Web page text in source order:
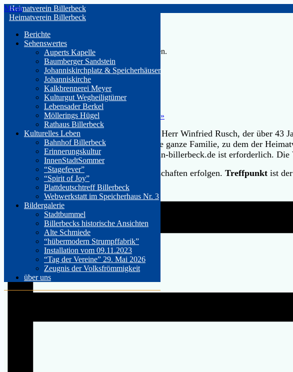
Skip
to
Menu
Heimatverein Billerbeck
Berichte
Sehenswertes
Auperts Kapelle
Baumberger Sandstein
Johanniskirchplatz & Speicherhäuser
Johanniskirche
Kalkbrennerei Meyer
Kulturgut Wegheiligtümer
Lebensader Berkel
Möllerings Hügel
Rathaus Billerbeck
Kulturelles Leben
Bahnhof Billerbeck
Erinnerungskultur
InnenStadtSommer
“Stagefever”
“Spirit of Joy”
Plattdeutschtreff Billerbeck
Webwerkstatt im Speicherhaus Nr. 3
Bildergalerie
Stadtbummel
Billerbecks historische Ansichten
Alte Schmiede
“hübermodern Strumpffabrik”
Installation vom 09.11.2023
“Tag der Vereine” 29. Mai 2026
Zeugnis der Volksfrömmigkeit
über uns
Heimatverein Billerbeck
« Alle Veranstaltungen
Diese Veranstaltung hat bereits stattgefunden.
Exkursion ins Steinkauzrevier
6. Juni 15:00-16:30
Hallenflohmarkt
Führung “Schattengarten” Kloster Gerleve »
Gemeinsam geht es in ein Steinkauzrevier. Herr Winfried Rusch, der über
kleinste Eule berichten. Ein Erlebnis für die ganze Familie, zu dem der
Anmeldung unter anmeldung@heimatverein-billerbeck.de ist erforderlich.
Der Weg in das Revier soll in Fahrgemeinschaften erfolgen. Treffpunkt ist